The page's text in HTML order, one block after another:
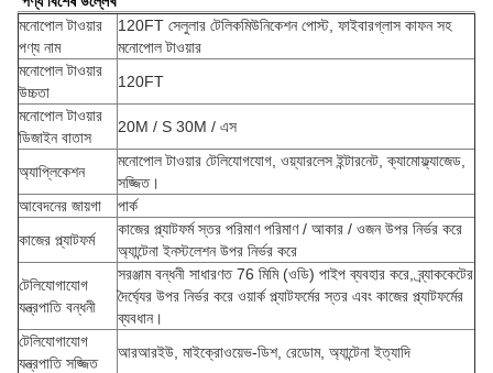
মনোপোল টাওয়ার
পণ্য নাম
120FT সেলুলার টেলিকমিউনিকেশন পোস্ট, ফাইবারগ্লাস কাফন সহ
মনোপোল টাওয়ার
মনোপোল টাওয়ার
উচ্চতা
120FT
মনোপোল টাওয়ার
ডিজাইন বাতাস
20M / S 30M / এস
অ্যাপ্লিকেশন
মনোপোল টাওয়ার টেলিযোগযোগ, ওয়্যারলেস ইন্টারনেট, ক্যামোফ্ল্যাজেড,
সজ্জিত।
আবেদনের জায়গা
পার্ক
কাজের প্ল্যাটফর্ম
কাজের প্ল্যাটফর্ম স্তর পরিমাণ পরিমাণ / আকার / ওজন উপর নির্ভর করে
অ্যান্টেনা ইনস্টলেশন উপর নির্ভর করে
টেলিযোগাযোগ
যন্ত্রপাতি বন্ধনী
সরঞ্জাম বন্ধনী সাধারণত 76 মিমি (ওডি) পাইপ ব্যবহার করে, ব্র্যাককেটের
দৈর্ঘ্যের উপর নির্ভর করে ওয়ার্ক প্ল্যাটফর্মের স্তর এবং কাজের প্ল্যাটফর্মের
ব্যবধান।
টেলিযোগাযোগ
যন্ত্রপাতি সজ্জিত
আরআরইউ, মাইক্রোওয়েভ-ডিশ, রেডোম, অ্যান্টেনা ইত্যাদি